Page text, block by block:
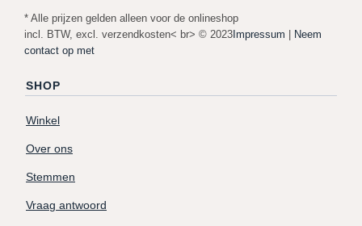
* Alle prijzen gelden alleen voor de onlineshop
incl. BTW, excl. verzendkosten< br> © 2023Impressum | Neem
contact op met
SHOP
Winkel
Over ons
Stemmen
Vraag antwoord